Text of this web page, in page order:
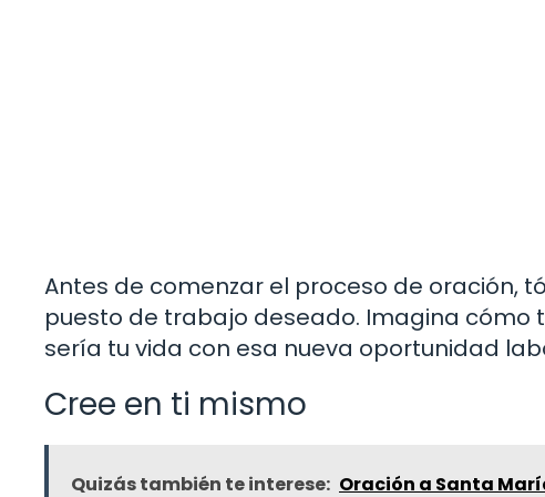
Antes de comenzar el proceso de oración,
puesto de trabajo deseado. Imagina cómo
sería tu vida con esa nueva oportunidad
Cree en ti mismo
Quizás también te interese: Oración a Santa